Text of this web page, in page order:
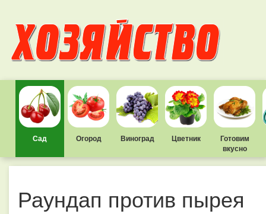
Сад Огород Виноград Цветник
Готовим
вкусно
Раундап против пырея